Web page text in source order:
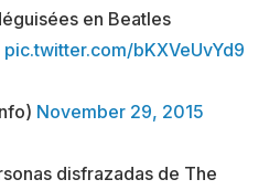
en Beatles
pic.twitter.com/bKXVeUvYd9
November 29, 2015
disfrazadas de The